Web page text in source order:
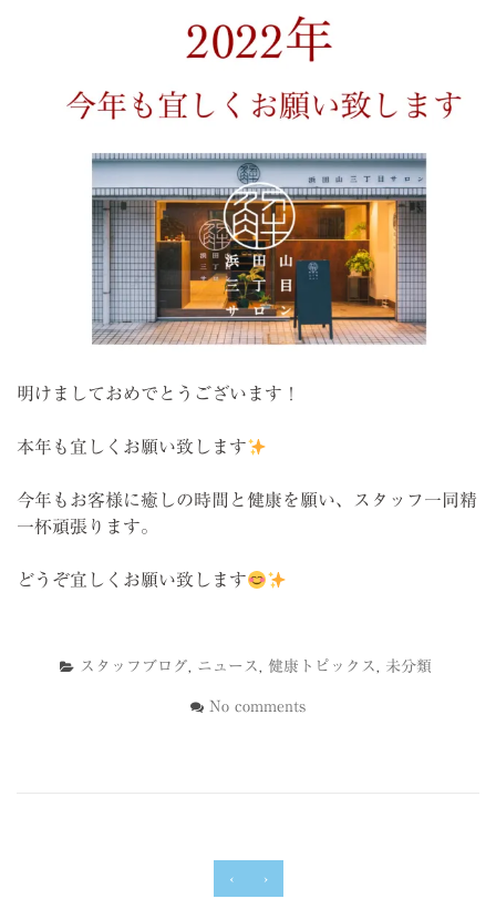
明けましておめでとうございます！
本年も宜しくお願い致します
今年もお客様に癒しの時間と健康を願い、スタッフ一同精
一杯頑張ります。
どうぞ宜しくお願い致します
スタッフブログ, ニュース , 健康トピックス , 未分類
No comments
‹ ›